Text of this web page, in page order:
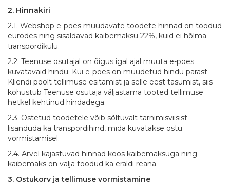
2. Hinnakiri
2.1. Webshop e-poes müüdavate toodete hinnad on toodud
eurodes ning sisaldavad käibemaksu 22%, kuid ei hõlma
transpordikulu.
2.2. Teenuse osutajal on õigus igal ajal muuta e-poes
kuvatavaid hindu. Kui e-poes on muudetud hindu pärast
Kliendi poolt tellimuse esitamist ja selle eest tasumist, siis
kohustub Teenuse osutaja väljastama tooted tellimuse
hetkel kehtinud hindadega.
2.3. Ostetud toodetele võib sõltuvalt tarnimisviisist
lisanduda ka transpordihind, mida kuvatakse ostu
vormistamisel.
2.4. Arvel kajastuvad hinnad koos käibemaksuga ning
käibemaks on välja toodud ka eraldi reana.
3. Ostukorv ja tellimuse vormistamine